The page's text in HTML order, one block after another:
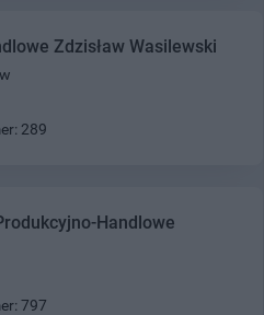
Zdzisław Wasilewski
289
Handlowe
797